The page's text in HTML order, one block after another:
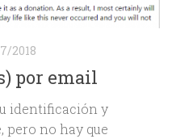
2018
por email
identificación y
pero no hay que